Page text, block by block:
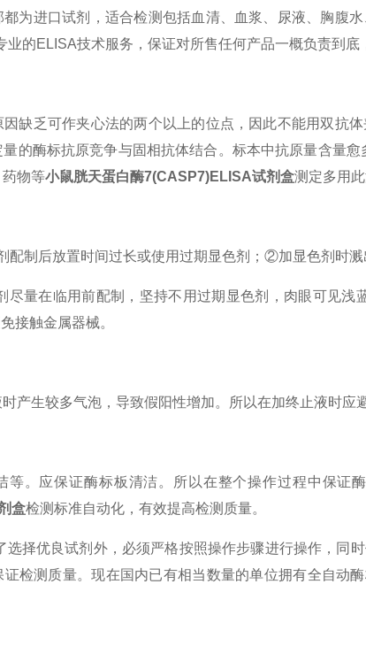
为进口试剂，适合检测包括血清、血浆、尿液、胸腹
业的ELISA技术服务，保证对所售任何产品一概负责到底
缺乏可作夹心法的两个以上的位点，因此不能用双抗
的酶标抗原竞争与固相抗体结合。标本中抗原量含量
物等小鼠胱天蛋白酶7(CASP7)ELISA试剂盒测定多用此
制后放置时间过长或使用过期显色剂；②加显色剂时溅
量在临用前配制，坚持不用过期显色剂，肉眼可见
接触金属器械。
产生较多气泡，导致假阳性增加。所以在加终止液时应
等。应保证酶标板清洁。所以在整个操作过程中保证
盒检测标准自动化，有效提高检测质量。
选择优良试剂外，必须严格按照操作步骤进行操作，同
检测质量。现在国内已有相当数量的单位拥有全自动